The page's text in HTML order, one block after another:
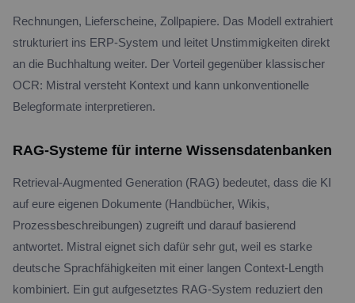
Rechnungen, Lieferscheine, Zollpapiere. Das Modell extrahiert
strukturiert ins ERP-System und leitet Unstimmigkeiten direkt
an die Buchhaltung weiter. Der Vorteil gegenüber klassischer
OCR: Mistral versteht Kontext und kann unkonventionelle
Belegformate interpretieren.
RAG-Systeme für interne Wissensdatenbanken
Retrieval-Augmented Generation (RAG) bedeutet, dass die KI
auf eure eigenen Dokumente (Handbücher, Wikis,
Prozessbeschreibungen) zugreift und darauf basierend
antwortet. Mistral eignet sich dafür sehr gut, weil es starke
deutsche Sprachfähigkeiten mit einer langen Context-Length
kombiniert. Ein gut aufgesetztes RAG-System reduziert den